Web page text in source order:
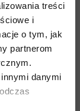
treści
i
o tym, jak
partnerom
danymi
jest
i
posiada
Merino,
włókien, dbaniu
i